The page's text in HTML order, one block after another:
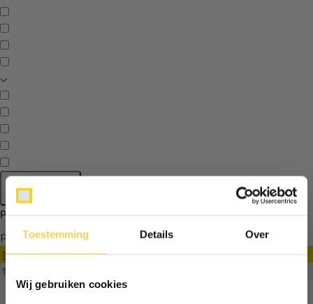
Toestemming Details Over
Wij gebruiken cookies
Apply filters
Producten getagd met tijdelijke zonwering
Producten
FilterOntvang €5,- korting!
Schrijf je in voor de nieuwsbrief en